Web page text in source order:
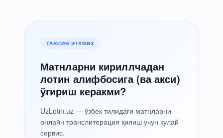
ТАВСИЯ ЭТАМИЗ
Матнларни кириллчадан
лотин алифбосига (ва акси)
ўгириш керакми?
UzLotin.uz — ўзбек тилидаги матнларни
онлайн транслитерация қилиш учун қулай
сервис.